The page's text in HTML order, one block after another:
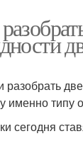
именно типу
сегодня